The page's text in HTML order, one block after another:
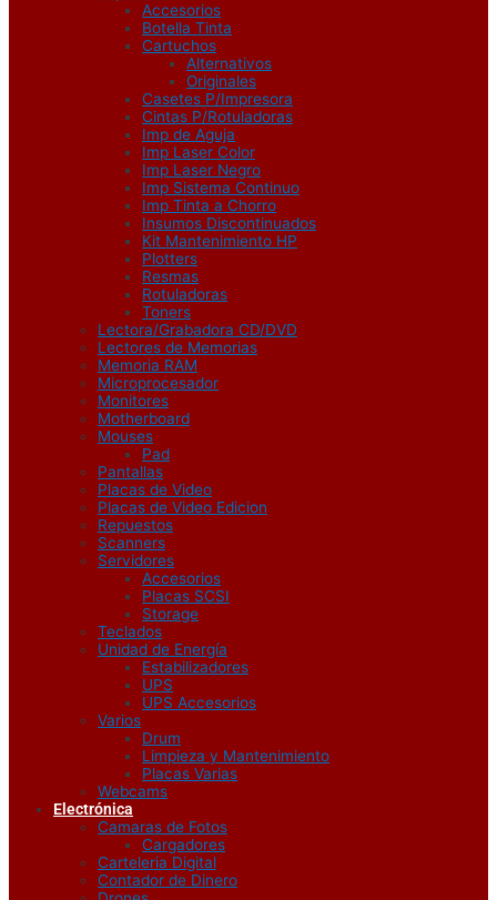
Accesorios
Botella Tinta
Cartuchos
Alternativos
Originales
Casetes P/Impresora
Cintas P/Rotuladoras
Imp de Aguja
Imp Laser Color
Imp Laser Negro
Imp Sistema Continuo
Imp Tinta a Chorro
Insumos Discontinuados
Kit Mantenimiento HP
Plotters
Resmas
Rotuladoras
Toners
Lectora/Grabadora CD/DVD
Lectores de Memorias
Memoria RAM
Microprocesador
Monitores
Motherboard
Mouses
Pad
Pantallas
Placas de Video
Placas de Video Edicion
Repuestos
Scanners
Servidores
Accesorios
Placas SCSI
Storage
Teclados
Unidad de Energía
Estabilizadores
UPS
UPS Accesorios
Varios
Drum
Limpieza y Mantenimiento
Placas Varias
Webcams
Electrónica
Camaras de Fotos
Cargadores
Carteleria Digital
Contador de Dinero